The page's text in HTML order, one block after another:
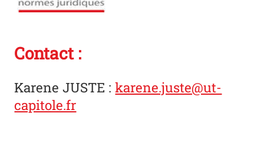
Contact :
Karene JUSTE :karene.juste@ut-
capitole.fr